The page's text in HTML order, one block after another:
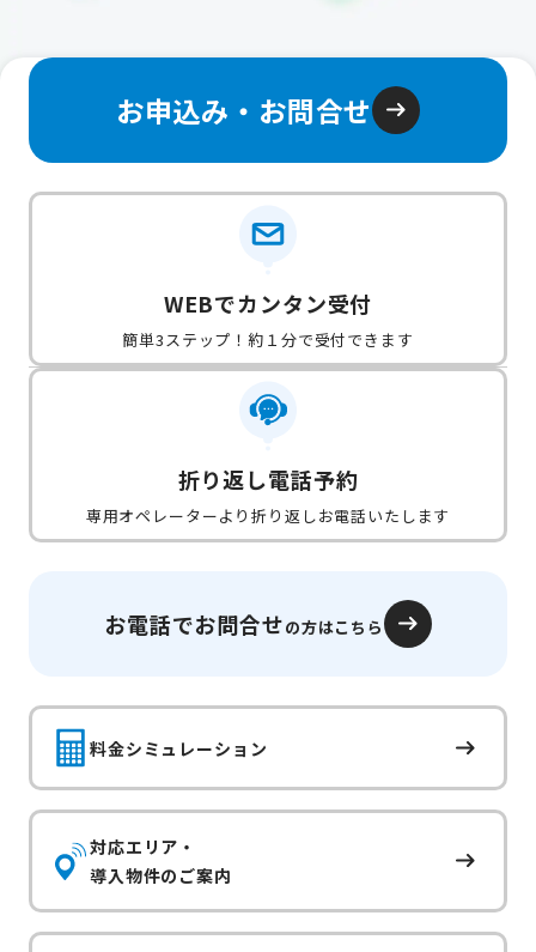
お申込み・お問合せ
WEBでカンタン受付
簡単3ステップ！約１分で受付できます
折り返し電話予約
専用オペレーターより折り返しお電話いたします
お電話でお問合せの方はこちら
料金シミュレーション
対応エリア・
導入物件のご案内